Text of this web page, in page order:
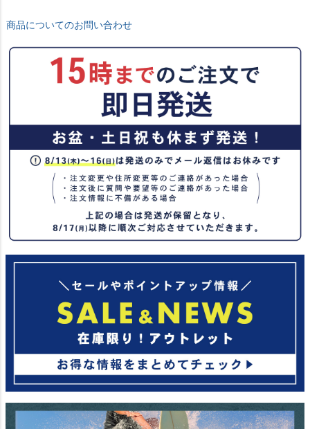
商品についてのお問い合わせ